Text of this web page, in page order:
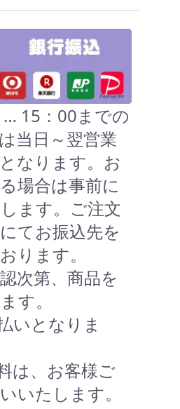
… 15：00までの
当日～翌営業
なります。お
場合は事前に
ます。ご注文
てお振込先を
ります。
次第、商品を
す。
いとなりま
は、お客様ご
いたします。